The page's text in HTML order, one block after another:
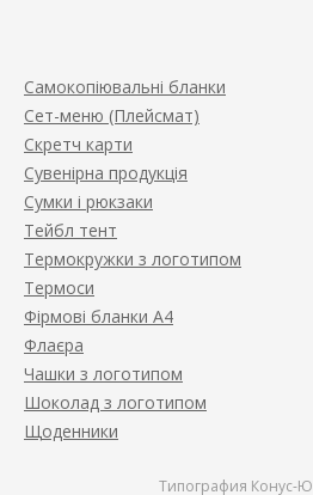
Самокопіювальні бланки
Сет-меню (Плейсмат)
Скретч карти
Сувенірна продукція
Сумки і рюкзаки
Тейбл тент
Термокружки з логотипом
Термоси
Фірмові бланки А4
Флаєра
Чашки з логотипом
Шоколад з логотипом
Щоденники
Типография Конус-Ю